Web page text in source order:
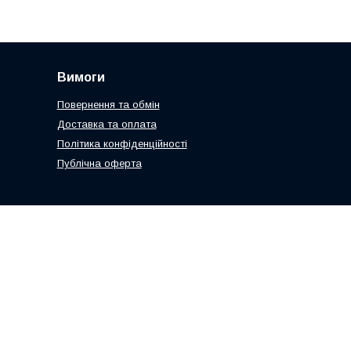
Вимоги
Повернення та обмін
Доставка та оплата
Політика конфіденційності
Публічна оферта